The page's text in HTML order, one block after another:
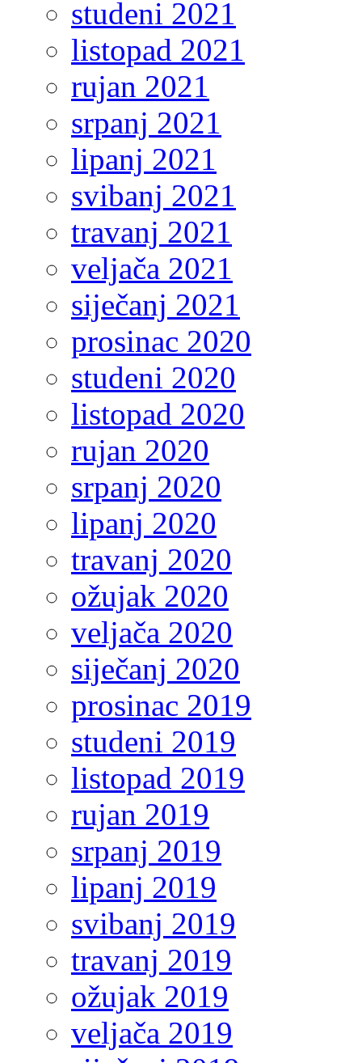
studeni 2021
listopad 2021
rujan 2021
srpanj 2021
lipanj 2021
svibanj 2021
travanj 2021
veljača 2021
siječanj 2021
prosinac 2020
studeni 2020
listopad 2020
rujan 2020
srpanj 2020
lipanj 2020
travanj 2020
ožujak 2020
veljača 2020
siječanj 2020
prosinac 2019
studeni 2019
listopad 2019
rujan 2019
srpanj 2019
lipanj 2019
svibanj 2019
travanj 2019
ožujak 2019
veljača 2019